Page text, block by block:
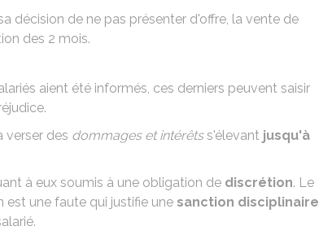
décision de ne pas présenter d'offre, la vente de
des 2 mois.
aient été informés, ces derniers peuvent saisir
verser des dommages et intérêtss'élevant jusqu'à
à eux soumis à une obligation de discrétion. Le
une faute qui justifie une sanction disciplinaire